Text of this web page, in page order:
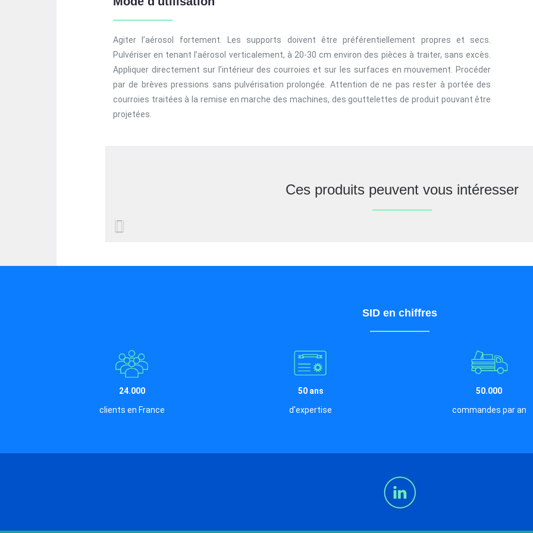
Agiter l’aérosol fortement. Les supports doivent être préférentiellement propres et secs.
Pulvériser en tenant l’aérosol verticalement, à 20-30 cm environ des pièces à traiter, sans excès.
Appliquer directement sur l’intérieur des courroies et sur les surfaces en mouvement. Procéder
par de brèves pressions sans pulvérisation prolongée. Attention de ne pas rester à portée des
courroies traitées à la remise en marche des machines, des gouttelettes de produit pouvant être
projetées.
Ces produits peuvent vous intéresser
Previous
SID en chiffres
24.000
clients en France
50 ans
d'expertise
50.000
commandes par an